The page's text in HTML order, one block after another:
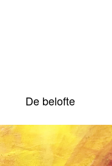
De belofte